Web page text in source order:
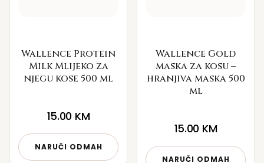
Wallence Protein
Milk Mlijeko za
njegu kose 500 ml
15.00 KM
NARUČI ODMAH
Wallence Gold
maska za kosu –
hranjiva maska 500
ml
15.00 KM
NARUČI ODMAH